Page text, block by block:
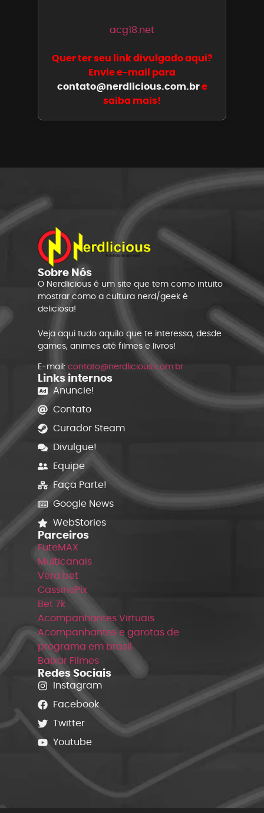
acg18.net
Quer ter seu link divulgado aqui?
Envie e-mail para
contato@nerdlicious.com.bre
saiba mais!
Sobre Nós
O Nerdlicious é um site que tem como intuito
mostrar como a cultura nerd/geek é
deliciosa!
Veja aqui tudo aquilo que te interessa, desde
games, animes até filmes e livros!
E-mail: contato@nerdlicious.com.br
Links internos
Anuncie!
Contato
Curador Steam
Divulgue!
Equipe
Faça Parte!
Google News
WebStories
Parceiros
FuteMAX
Multicanais
Vera bet
CassinoPix
Bet 7k
Acompanhantes Virtuais
Acompanhantes e garotas de
programa em brasil
Baixar Filmes
Redes Sociais
Instagram
Facebook
Twitter
Youtube